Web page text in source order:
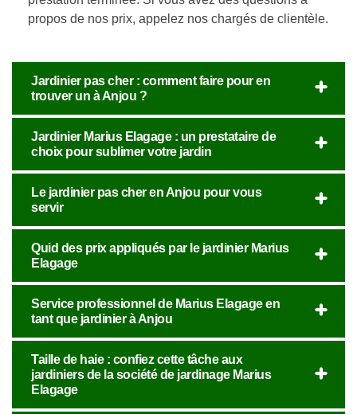
propos de nos prix, appelez nos chargés de clientèle.
Jardinier pas cher : comment faire pour en
trouver un à Anjou ?
Jardinier Marius Elagage : un prestataire de
choix pour sublimer votre jardin
Le jardinier pas cher en Anjou pour vous
servir
Quid des prix appliqués par le jardinier Marius
Elagage
Service professionnel de Marius Elagage en
tant que jardinier à Anjou
Taille de haie : confiez cette tâche aux
jardiniers de la société de jardinage Marius
Elagage